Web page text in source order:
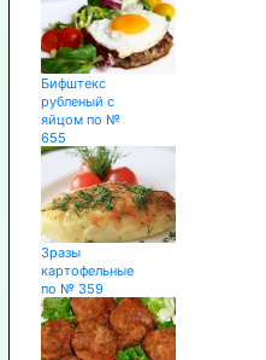
Бифштекс
рубленый с
яйцом по №
655
Зразы
картофельные
по № 359